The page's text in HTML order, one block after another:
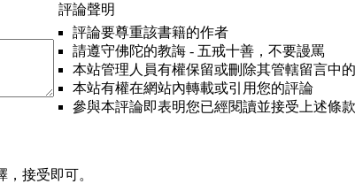
評論聲明
評論要尊重該書籍的作者
請遵守佛陀的教誨 - 五戒十善，不要謾罵
本站管理人員有權保留或刪除其管轄留言中
本站有權在網站內轉載或引用您的評論
參與本評論即表明您已經閱讀並接受上述條款
接受即可。